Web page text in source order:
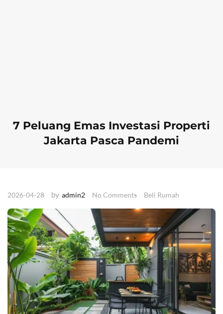
7 Peluang Emas Investasi Properti
Jakarta Pasca Pandemi
2026-04-28 by admin2 No Comments Beli Rumah